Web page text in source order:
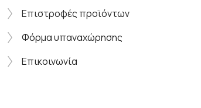
Επιστροφές προϊόντων
Φόρμα υπαναχώρησης
Επικοινωνία